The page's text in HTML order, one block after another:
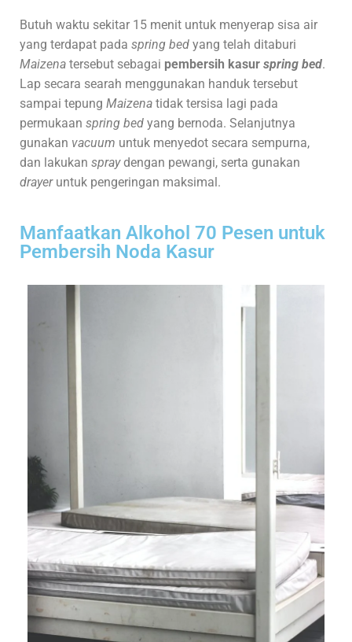
Butuh waktu sekitar 15 menit untuk menyerap sisa air
yang terdapat pada spring bed yang telah ditaburi
Maizena tersebut sebagai pembersih kasur spring bed.
Lap secara searah menggunakan handuk tersebut
sampai tepung Maizena tidak tersisa lagi pada
permukaan spring bed yang bernoda. Selanjutnya
gunakan vacuum untuk menyedot secara sempurna,
dan lakukan spraydengan pewangi, serta gunakan
drayer untuk pengeringan maksimal.
Manfaatkan Alkohol 70 Pesen untuk
Pembersih Noda Kasur